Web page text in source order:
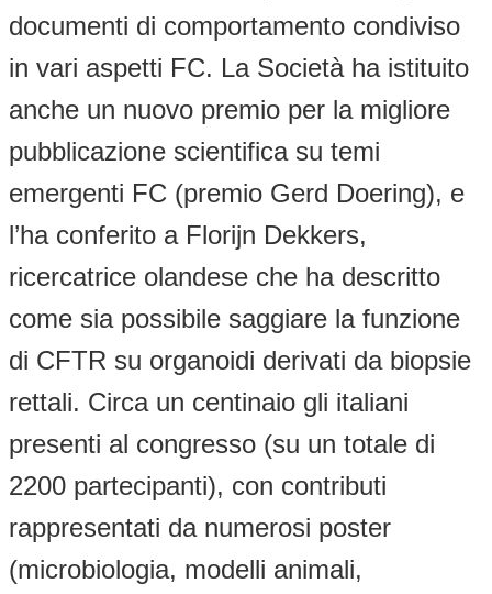
documenti di comportamento condiviso
in vari aspetti FC. La Società ha istituito
anche un nuovo premio per la migliore
pubblicazione scientifica su temi
emergenti FC (premio Gerd Doering), e
l’ha conferito a Florijn Dekkers,
ricercatrice olandese che ha descritto
come sia possibile saggiare la funzione
di CFTR su organoidi derivati da biopsie
rettali. Circa un centinaio gli italiani
presenti al congresso (su un totale di
2200 partecipanti), con contributi
rappresentati da numerosi poster
(microbiologia, modelli animali,